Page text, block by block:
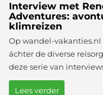
Interview met
Adventures:
klimreizen
Op wandel-
áchter de diverse
deze serie van
Lees verder